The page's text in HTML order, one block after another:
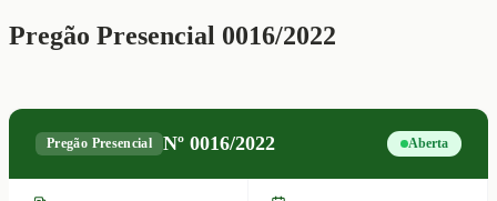
Pregão Presencial 0016/2022
Pregão Presencial Nº0016/2022 Aberta